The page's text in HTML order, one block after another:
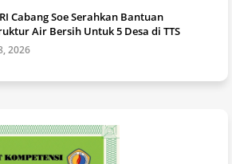
Cabang Soe Serahkan Bantuan
Air Bersih Untuk 5 Desa di TTS
2026